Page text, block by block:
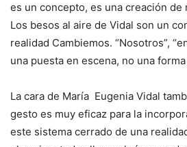
es un concepto, es una creación de
Los besos al aire de Vidal son un
realidad Cambiemos. “Nosotros”,
una puesta en escena, no una
La cara de María Eugenia Vidal
gesto es muy eficaz para la
este sistema cerrado de una